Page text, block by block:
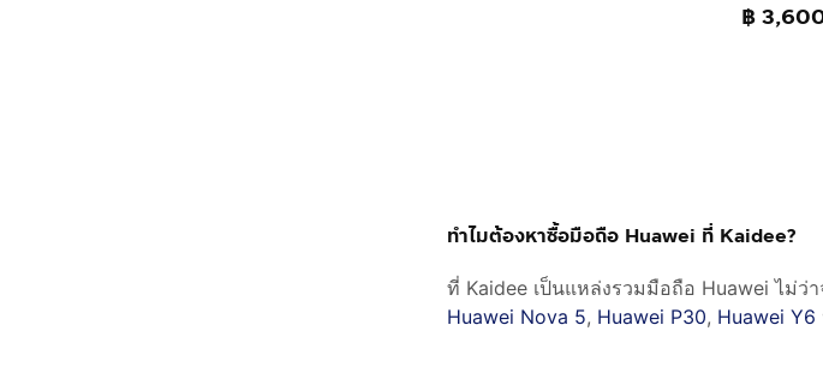
฿
ทำไมต้องหาซื้อมือถือ Huawei ที่ Kaidee?
ที่ Kaidee เป็นแหล่งรวมมือถือ Huawei ไม่
Huawei Nova 5, Huawei P30, Huawei Y6